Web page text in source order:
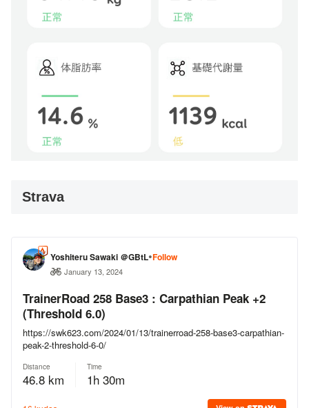
Strava